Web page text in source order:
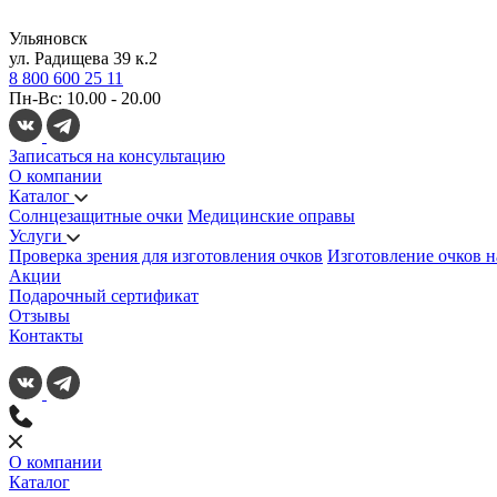
Ульяновск
ул. Радищева 39 к.2
8 800 600 25 11
Пн-Вс: 10.00 - 20.00
Записаться на консультацию
О компании
Каталог
Солнцезащитные очки Медицинские оправы
Услуги
Проверка зрения для изготовления очков Изготовление очков
Акции
Подарочный сертификат
Отзывы
Контакты
О компании
Каталог